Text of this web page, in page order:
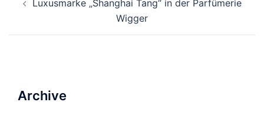
Navigation
Luxusmarke „Shanghai Tang“ in der Parfümerie
Wigger
Archive